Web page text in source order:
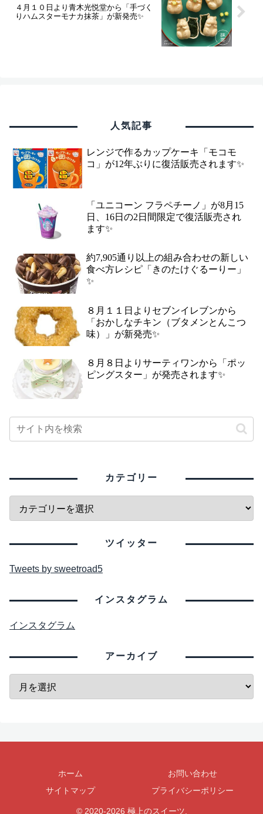
４月１０日より青木光悦堂から「手づく
りハムスターモナカ抹茶」が新発売✨
人気記事
レンジで作るカップケーキ「モコモ
コ」が12年ぶりに復活販売されます✨
「ユニコーン フラペチーノ」が8月15
日、16日の2日間限定で復活販売され
ます✨
約7,905通り以上の組み合わせの新しい
食べ方レシピ「きのたけぐるーりー」
✨
８月１１日よりセブンイレブンから
「おかしなチキン（ブタメンとんこつ
味）」が新発売✨
８月８日よりサーティワンから「ポッ
ピングスター」が発売されます✨
カテゴリー
ツイッター
Tweets by sweetroad5
インスタグラム
インスタグラム
アーカイブ
ホーム
お問い合わせ
サイトマップ
プライバシーポリシー
© 2020-2026 極上のスイーツ.